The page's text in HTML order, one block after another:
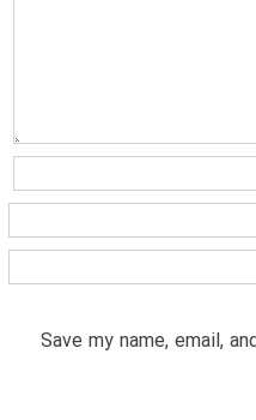
Save my name, email,